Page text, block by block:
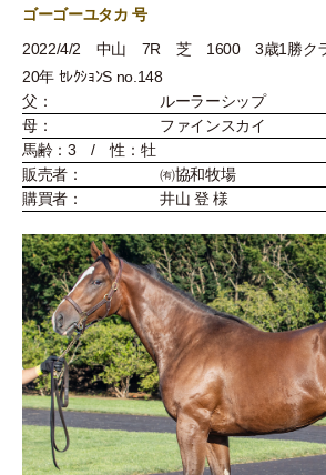
ゴーゴーユタカ 号
2022/4/2 中山 7R 芝 1600 3歳1勝ク
20年 ｾﾚｸｼｮﾝS no.148
父：
ルーラーシップ
母：
ファインスカイ
馬齢：3 / 性：牡
販売者：
㈲協和牧場
購買者：
井山 登 様